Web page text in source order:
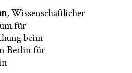
, Wissenschaftlicher
für
beim
Berlin für